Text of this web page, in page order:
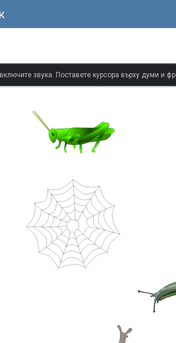
звука. Поставете курсора върху думи и